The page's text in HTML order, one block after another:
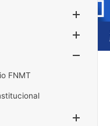
FNMT